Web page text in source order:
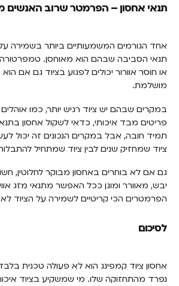
תנאי אחסון – הפרמטר שרוב האנשים
אחד הגורמים המשמעותיים ביותר בשמירה על
תנאי הסביבה שבהם הוא מאוחסן. טמפרטורה
או חוסר אוורור יכולים לפגוע בציוד גם אם הוא
מושלמת.
במקרים שבהם יש ציוד רגיש יותר, כמו אוהלים
פריטים מבד איכותי, כדאי לשקול אחסון
תמיד חובה, אבל במקרים הנכונים זה יכול
ציוד שמחזיק שנים לבין ציוד שמתחיל
גם אם לא בוחרים באחסון מבוקר לחלוטין,
יבש, מאוורר ומוגן ככל האפשר מתנאי מזג
הפרמטרים הכי קריטיים לשמירה על הציוד
לסיכום
אחסון ציוד קמפינג הוא לא פעולה טכנית
נפרד מהתחזוקה שלו. מי שמשקיע בציוד